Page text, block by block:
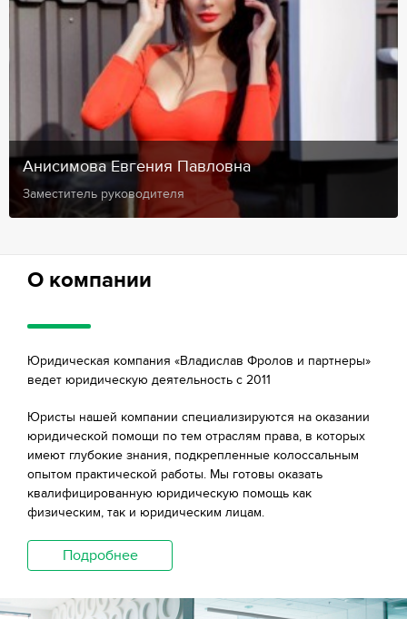
Анисимова Евгения Павловна
Заместитель руководителя
О компании
Юридическая компания «Владислав Фролов и партнеры»
ведет юридическую деятельность с 2011
Юристы нашей компании специализируются на оказании
юридической помощи по тем отраслям права, в которых
имеют глубокие знания, подкрепленные колоссальным
опытом практической работы. Мы готовы оказать
квалифицированную юридическую помощь как
физическим, так и юридическим лицам.
Подробнее